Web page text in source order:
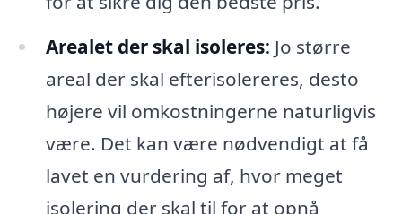
Arealet der skal isoleres: Jo større
areal der skal efterisolereres, desto
højere vil omkostningerne naturligvis
være. Det kan være nødvendigt at få
lavet en vurdering af, hvor meget
isolering der skal til for at opnå